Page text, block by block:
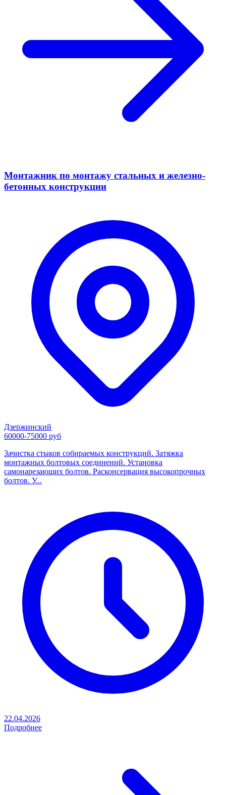
Монтажник по монтажу стальных и железно-
бетонных конструкции
Дзержинский
60000-75000 руб
Зачистка стыков собираемых конструкций. Затяжка
монтажных болтовых соединений. Установка
самонарезающих болтов. Расконсервация высокопрочных
болтов. У...
22.04.2026
Подробнее